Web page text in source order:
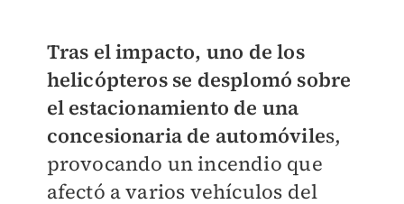
Tras el impacto, uno de los
helicópteros se desplomó sobre
el estacionamiento de una
concesionaria de automóviles,
provocando un incendio que
afectó a varios vehículos del